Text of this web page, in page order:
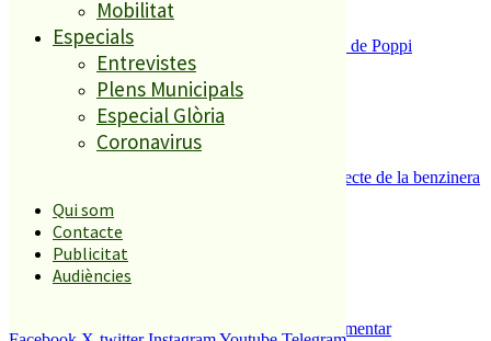
Mobilitat
Especials
Entrevistes
Plens Municipals
Especial Glòria
Coronavirus
Qui som
Contacte
Publicitat
Audiències
Enxampat l’autor de les pintades a la plaça de Poppi
Es presenten 17 al·legacions contra el projecte de la benzinera
4
Malgrat de Mar inicia els tràmits per implementar